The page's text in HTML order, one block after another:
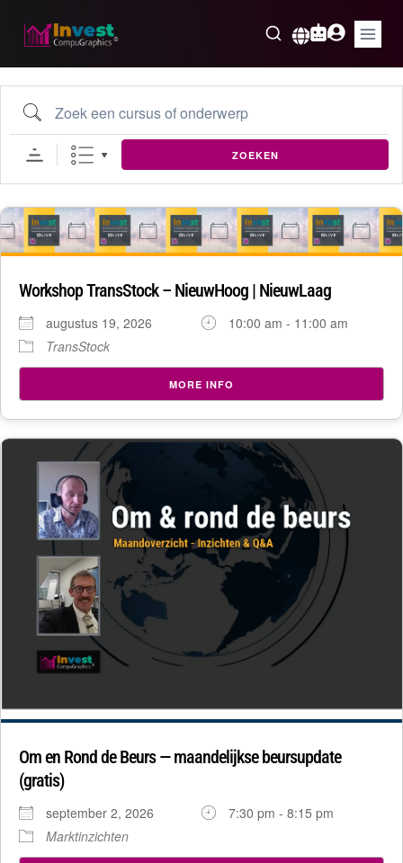
Zoek een cursus of onderwerp
ZOEKEN
19
Workshop TransStock – NieuwHoog | NieuwLaag
augustus 19, 2026
10:00 am - 11:00 am
TransStock
MORE INFO
Om en Rond de Beurs — maandelijkse beursupdate
(gratis)
september 2, 2026
7:30 pm - 8:15 pm
Marktinzichten